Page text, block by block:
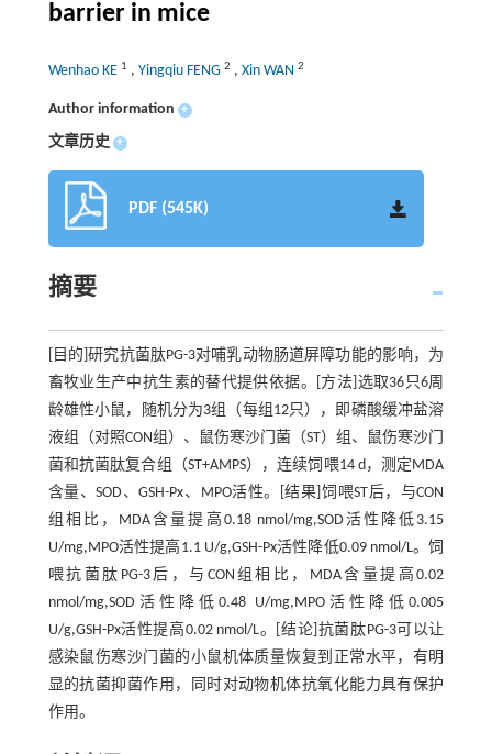
barrier in mice
Wenhao KE 1 , Yingqiu FENG 2 , Xin WAN 2
Author information +
文章历史 +
PDF (545K)
摘要
[目的]研究抗菌肽PG-3对哺乳动物肠道屏障功能的影响，为
畜牧业生产中抗生素的替代提供依据。[方法]选取36只6周
龄雄性小鼠，随机分为3组（每组12只），即磷酸缓冲盐溶
液组（对照CON组）、鼠伤寒沙门菌（ST）组、鼠伤寒沙门
菌和抗菌肽复合组（ST+AMPS），连续饲喂14 d，测定MDA
含量、SOD、GSH-Px、MPO活性。[结果]饲喂ST后，与CON
组相比，MDA含量提高0.18 nmol/mg,SOD活性降低3.15
U/mg,MPO活性提高1.1 U/g,GSH-Px活性降低0.09 nmol/L。饲
喂抗菌肽PG-3后，与CON组相比，MDA含量提高0.02
nmol/mg,SOD活性降低0.48 U/mg,MPO活性降低0.005
U/g,GSH-Px活性提高0.02 nmol/L。[结论]抗菌肽PG-3可以让
感染鼠伤寒沙门菌的小鼠机体质量恢复到正常水平，有明
显的抗菌抑菌作用，同时对动物机体抗氧化能力具有保护
作用。